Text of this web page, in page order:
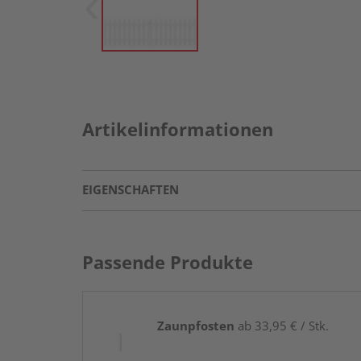
Artikelinformationen
EIGENSCHAFTEN
Passende Produkte
Zaunpfosten ab 33,95 € / Stk.